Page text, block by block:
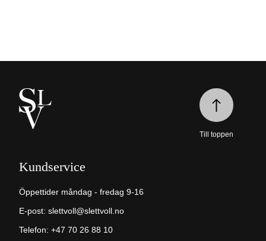
Kundservice
Öppettider måndag - fredag 9-16
E-post: slettvoll@slettvoll.no
Telefon: +47 70 26 88 10
Till toppen